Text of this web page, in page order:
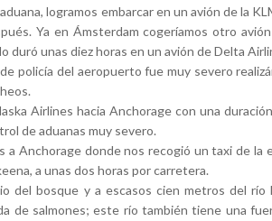
logramos embarcar en un avión de la
Ya en Ámsterdam cogeríamos otro
duró unas diez horas en un avión de Delta
policía del aeropuerto fue muy severo
Airlines hacia Anchorage con una
de aduanas muy severo.
Anchorage donde nos recogió un taxi de la
a unas dos horas por carretera.
del bosque y a escasos cien metros del río
de salmones; este río también tiene una